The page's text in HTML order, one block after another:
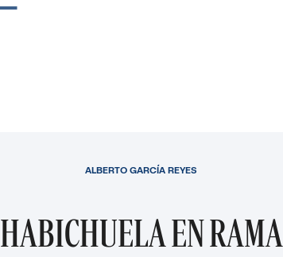
HABICHUELA EN RAMA
ALBERTO GARCÍA REYES